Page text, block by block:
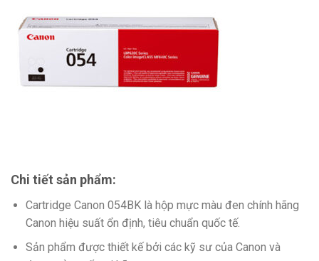
Chi tiết sản phẩm:
Cartridge Canon 054BK là hộp mực màu đen chính hãng
Canon hiệu suất ổn định, tiêu chuẩn quốc tế.
Sản phẩm được thiết kế bởi các kỹ sư của Canon và